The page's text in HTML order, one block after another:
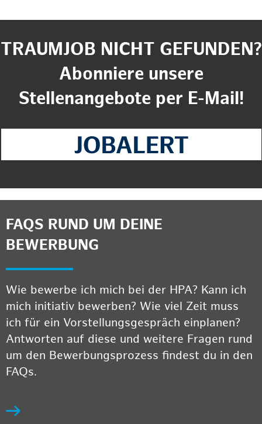
TRAUMJOB NICHT GEFUNDEN?
Abonniere unsere
Stellenangebote per E-Mail!
FAQS RUND UM DEINE
BEWERBUNG
Wie bewerbe ich mich bei der HPA? Kann ich
mich initiativ bewerben? Wie viel Zeit muss
ich für ein Vorstellungsgespräch einplanen?
Antworten auf diese und weitere Fragen rund
um den Bewerbungsprozess findest du in den
FAQs.